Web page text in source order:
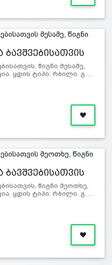
წიგნი მესამე,
ყდის ტიპი: რბილი. გ…
წიგნი მეოთხე,
ყდის ტიპი: რბილი. გ…